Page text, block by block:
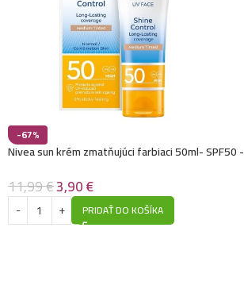
-67%
Nivea sun krém zmatňujúci farbiaci 50ml- SPF50 -
11,99€3,90€
PRIDAŤ DO KOŠÍKA